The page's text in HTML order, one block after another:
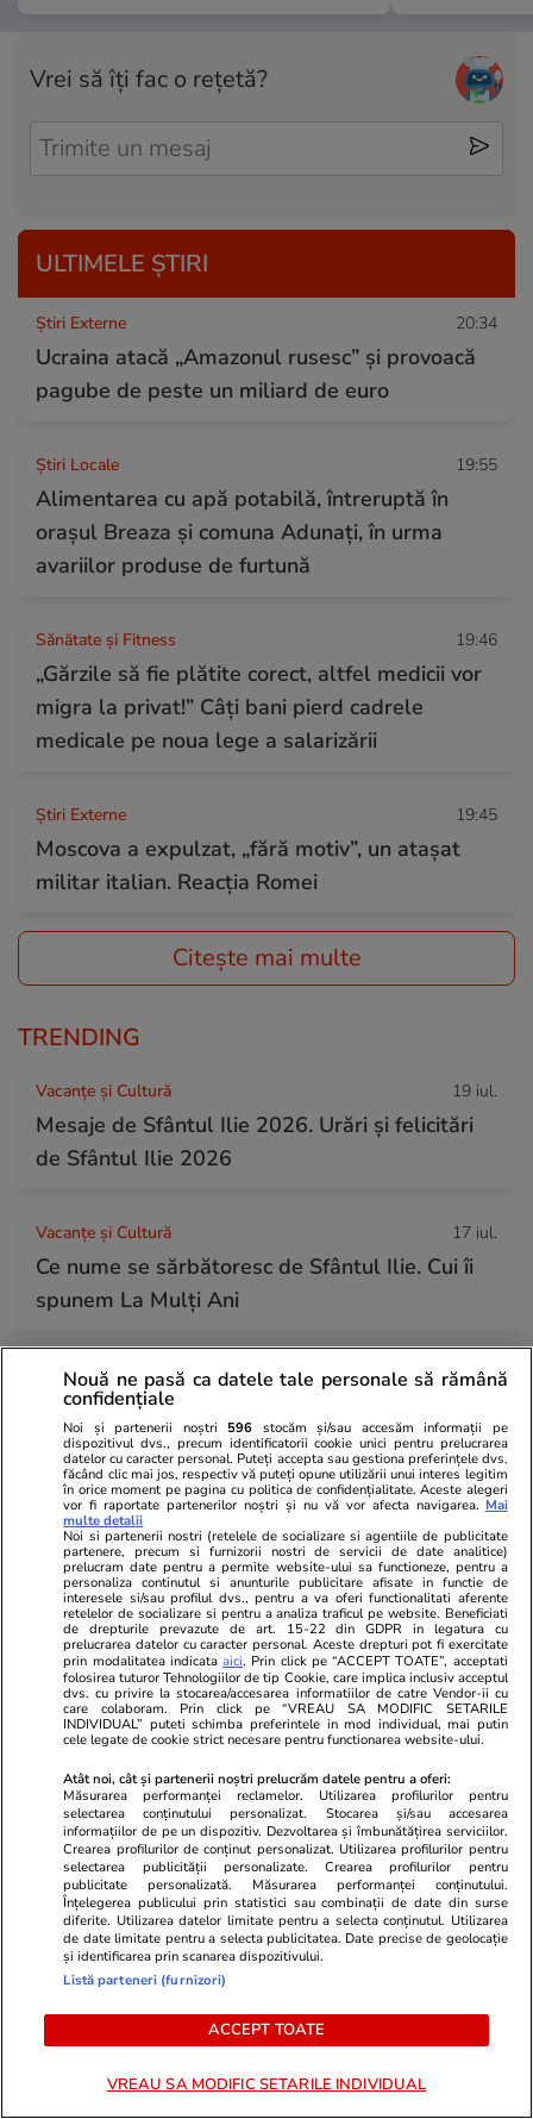
Vrei să îți fac o rețetă?
ULTIMELE ȘTIRI
Știri Externe 20:34
Ucraina atacă „Amazonul rusesc” și provoacă
pagube de peste un miliard de euro
Știri Locale 19:55
Alimentarea cu apă potabilă, întreruptă în
orașul Breaza și comuna Adunați, în urma
avariilor produse de furtună
Sănătate și Fitness 19:46
„Gărzile să fie plătite corect, altfel medicii vor
migra la privat!” Câți bani pierd cadrele
medicale pe noua lege a salarizării
Știri Externe 19:45
Moscova a expulzat, „fără motiv”, un atașat
militar italian. Reacția Romei
Citește mai multe
TRENDING
Vacanțe și Cultură 19 iul.
Mesaje de Sfântul Ilie 2026. Urări și felicitări
de Sfântul Ilie 2026
Vacanțe și Cultură 17 iul.
Ce nume se sărbătoresc de Sfântul Ilie. Cui îi
spunem La Mulți Ani
Știri România 10:57
ANM a emis patru avertizări de caniculă și
vijelii. Harta zonelor vizate de avertizările
meteo de vreme extremă
Știri România 09:28
Viiturile din Bușteni s-au revărsat și pe
Facebook: „De vilele construite în mijlocul
pădurii, v-ați mirat?”
Vacanțe și Cultură
Cea mai ieftină casă de vacanță
deși nu are duș și electricitate: cât
Românii
sunt cele
Nouă ne pasă ca datele tale personale să rămână
confidențiale
Noi și partenerii noștri 596 stocăm și/sau accesăm informații pe
dispozitivul dvs., precum identificatorii cookie unici pentru prelucrarea
datelor cu caracter personal. Puteți accepta sau gestiona preferințele dvs.
făcând clic mai jos, respectiv vă puteți opune utilizării unui interes legitim
în orice moment pe pagina cu politica de confidențialitate. Aceste alegeri
vor fi raportate partenerilor noștri și nu vă vor afecta navigarea. Mai
multe detalii
Noi si partenerii nostri (retelele de socializare si agentiile de publicitate
partenere, precum si furnizorii nostri de servicii de date analitice)
prelucram date pentru a permite website-ului sa functioneze, pentru a
personaliza continutul si anunturile publicitare afisate in functie de
interesele si/sau profilul dvs., pentru a va oferi functionalitati aferente
retelelor de socializare si pentru a analiza traficul pe website. Beneficiati
de drepturile prevazute de art. 15-22 din GDPR in legatura cu
prelucrarea datelor cu caracter personal. Aceste drepturi pot fi exercitate
prin modalitatea indicataaici. Prin click pe “ACCEPT TOATE”, acceptati
folosirea tuturor Tehnologiilor de tip Cookie, care implica inclusiv acceptul
dvs. cu privire la stocarea/accesarea informatiilor de catre Vendor-ii cu
care colaboram. Prin click pe “VREAU SA MODIFIC SETARILE
INDIVIDUAL” puteti schimba preferintele in mod individual, mai putin
cele legate de cookie strict necesare pentru functionarea website-ului.
Atât noi, cât și partenerii noștri prelucrăm datele pentru a oferi:
Măsurarea performanței reclamelor. Utilizarea profilurilor pentru
selectarea conținutului personalizat. Stocarea și/sau accesarea
informațiilor de pe un dispozitiv. Dezvoltarea și îmbunătățirea serviciilor.
Crearea profilurilor de conținut personalizat. Utilizarea profilurilor pentru
selectarea publicității personalizate. Crearea profilurilor pentru
publicitate personalizată. Măsurarea performanței conținutului.
Înțelegerea publicului prin statistici sau combinații de date din surse
diferite. Utilizarea datelor limitate pentru a selecta conținutul. Utilizarea
de date limitate pentru a selecta publicitatea. Date precise de geolocație
și identificarea prin scanarea dispozitivului.
Listă parteneri (furnizori)
ACCEPT TOATE
VREAU SA MODIFIC SETARILE INDIVIDUAL